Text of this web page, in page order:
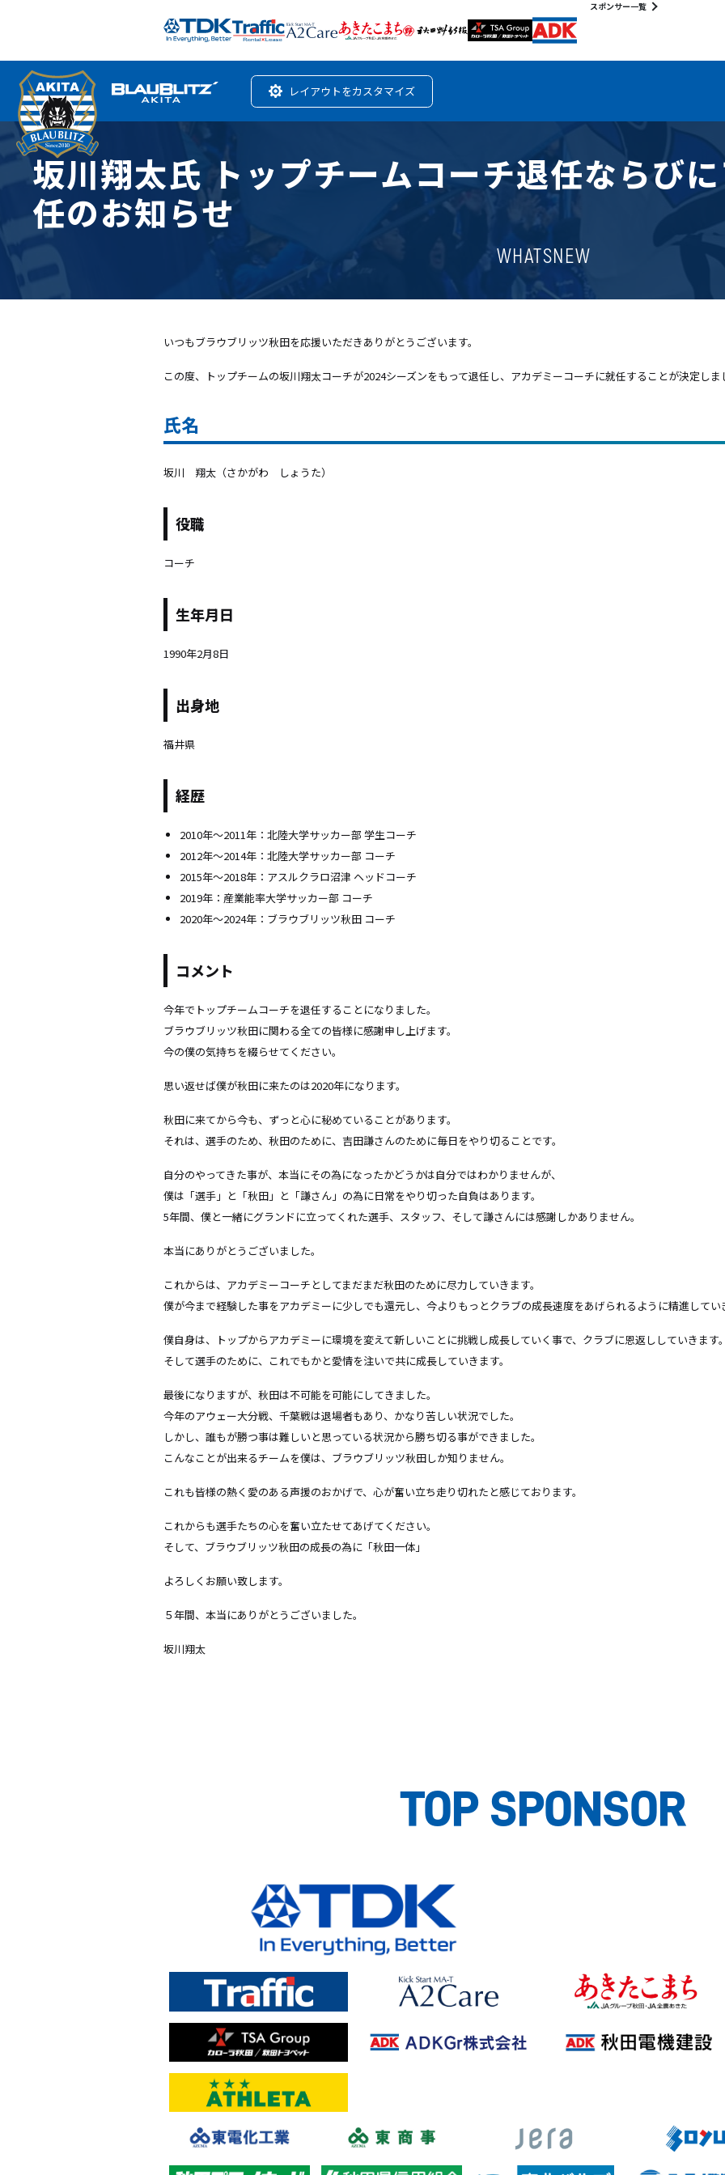
スポンサー一覧
レイアウトをカスタマイズ
坂川翔太氏 トップチームコーチ退任ならび
任のお知らせ
WHATSNEW
いつもブラウブリッツ秋田を応援いただきありがとうございます。
この度、トップチームの坂川翔太コーチが2024シーズンをもって退任し、アカデミーコーチに就任することが決定しま
氏名
坂川 翔太（さかがわ しょうた）
役職
コーチ
生年月日
1990年2月8日
出身地
福井県
経歴
2010年～2011年：北陸大学サッカー部 学生コーチ
2012年～2014年：北陸大学サッカー部 コーチ
2015年～2018年：アスルクラロ沼津 ヘッドコーチ
2019年：産業能率大学サッカー部 コーチ
2020年〜2024年：ブラウブリッツ秋田 コーチ
コメント
今年でトップチームコーチを退任することになりました。
ブラウブリッツ秋田に関わる全ての皆様に感謝申し上げます。
今の僕の気持ちを綴らせてください。
思い返せば僕が秋田に来たのは2020年になります。
秋田に来てから今も、ずっと心に秘めていることがあります。
それは、選手のため、秋田のために、吉田謙さんのために毎日をやり切ることです。
自分のやってきた事が、本当にその為になったかどうかは自分ではわかりませんが、
僕は「選手」と「秋田」と「謙さん」の為に日常をやり切った自負はあります。
5年間、僕と一緒にグランドに立ってくれた選手、スタッフ、そして謙さんには感謝しかありません。
本当にありがとうございました。
これからは、アカデミーコーチとしてまだまだ秋田のために尽力していきます。
僕が今まで経験した事をアカデミーに少しでも還元し、今よりもっとクラブの成長速度をあげられるように精進してい
僕自身は、トップからアカデミーに環境を変えて新しいことに挑戦し成長していく事で、クラブに恩返ししていきます。
そして選手のために、これでもかと愛情を注いで共に成長していきます。
最後になりますが、秋田は不可能を可能にしてきました。
今年のアウェー大分戦、千葉戦は退場者もあり、かなり苦しい状況でした。
しかし、誰もが勝つ事は難しいと思っている状況から勝ち切る事ができました。
こんなことが出来るチームを僕は、ブラウブリッツ秋田しか知りません。
これも皆様の熱く愛のある声援のおかげで、心が奮い立ち走り切れたと感じております。
これからも選手たちの心を奮い立たせてあげてください。
そして、ブラウブリッツ秋田の成長の為に「秋田一体」
よろしくお願い致します。
５年間、本当にありがとうございました。
坂川翔太
TOP SPONSOR